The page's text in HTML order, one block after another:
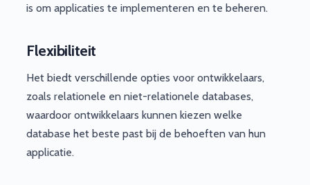
is om applicaties te implementeren en te beheren.
Flexibiliteit
Het biedt verschillende opties voor ontwikkelaars,
zoals relationele en niet-relationele databases,
waardoor ontwikkelaars kunnen kiezen welke
database het beste past bij de behoeften van hun
applicatie.